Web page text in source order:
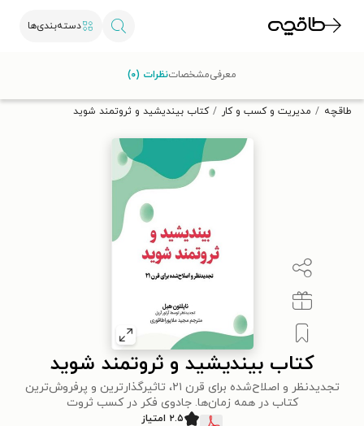
دسته‌بندی‌ها
تخفیف از طاقچه دریافت کن.
طاقچه مدیریت و کسب و کار کتاب بیندیشید و ثروتمند شوید
کتاب بیندیشید و ثروتمند شوید
تجدیدنظر و اصلاح‌شده برای قرن ۲۱، تاثیرگذارترین و پرفروش‌ترین
کتاب در همه زمان‌ها. جادوی فکر در کسب ثروت
۲.۵ امتیاز
معرفیمشخصاتنظرات (۰)